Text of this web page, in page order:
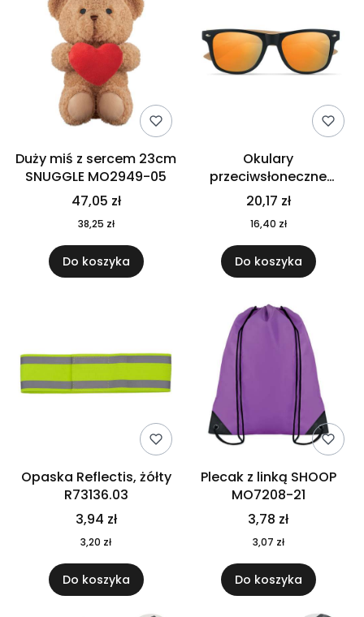
Duży miś z sercem 23cm
SNUGGLE MO2949-05
47,05 zł
38,25 zł
Do koszyka
Okulary
przeciwsłoneczne
CALIFORNIA TOUCH
MO9617-10
20,17 zł
16,40 zł
Do koszyka
Opaska Reflectis, żółty
R73136.03
3,94 zł
3,20 zł
Do koszyka
Plecak z linką SHOOP
MO7208-21
3,78 zł
3,07 zł
Do koszyka